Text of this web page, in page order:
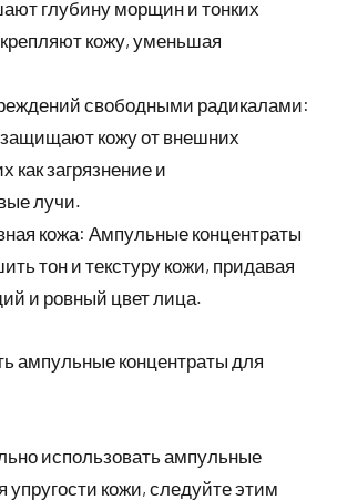
глубину морщин и тонких
кожу, уменьшая
свободными радикалами:
кожу от внешних
как загрязнение и
лучи.
кожа: Ампульные концентраты
тон и текстуру кожи, придавая
и ровный цвет лица.
ампульные концентраты для
использовать ампульные
упругости кожи, следуйте этим